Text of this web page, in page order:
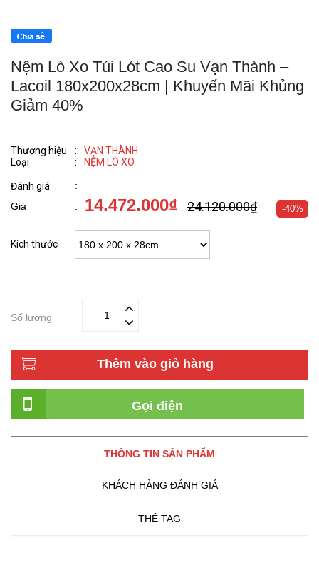
Nệm Lò Xo Túi Lót Cao Su Vạn Thành –
Lacoil 180x200x28cm | Khuyến Mãi Khủng
Giảm 40%
Thương hiệu :
VẠN THÀNH
Loại
: NỆM LÒ XO
Đánh giá
:
Giá
: 14.472.000₫ 24.120.000₫ -40%
Kích thước
Số lượng
Thêm vào giỏ hàng
Gọi điện
THÔNG TIN SẢN PHẨM
KHÁCH HÀNG ĐÁNH GIÁ
THẺ TAG